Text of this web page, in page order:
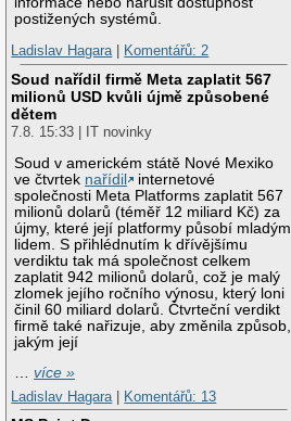
postižených systémů.
Ladislav Hagara| Komentářů: 2
Soud nařídil firmě Meta zaplatit 567
milionů USD kvůli újmě způsobené
dětem
7.8. 15:33 | IT novinky
Soud v americkém státě Nové Mexiko
ve čtvrtek nařídil
internetové
společnosti Meta Platforms zaplatit 567
milionů dolarů (téměř 12 miliard Kč) za
újmy, které její platformy působí mladým
lidem. S přihlédnutím k dřívějšímu
verdiktu tak má společnost celkem
zaplatit 942 milionů dolarů, což je malý
zlomek jejího ročního výnosu, který loni
činil 60 miliard dolarů. Čtvrteční verdikt
firmě také nařizuje, aby změnila způsob,
jakým její
…více »
Ladislav Hagara
Komentářů: 13